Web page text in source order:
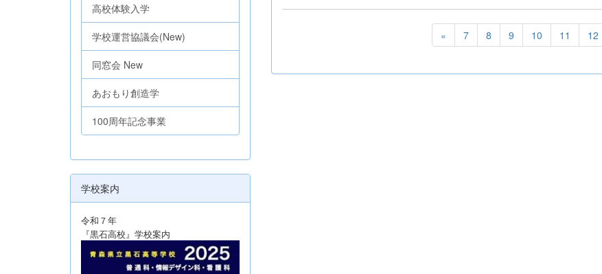
« 7 8 9 10 11 12
高校体験入学
学校運営協議会(New)
同窓会 New
あおもり創造学
100周年記念事業
学校案内
令和７年
『黒石高校』学校案内